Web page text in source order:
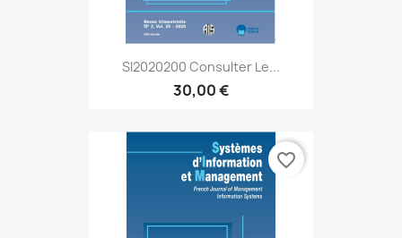
SI2020200 Consulter Le...
30,00 €
favorite_border